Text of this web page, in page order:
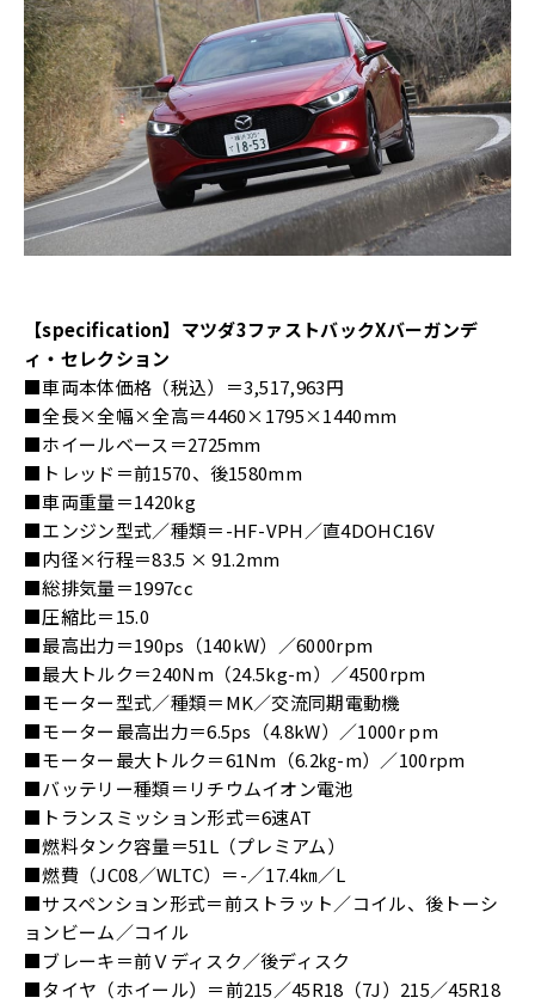
【specification】マツダ3ファストバックXバーガンデ
ィ・セレクション
■車両本体価格（税込）＝3,517,963円
■全長×全幅×全高＝4460×1795×1440mm
■ホイールベース＝2725mm
■トレッド＝前1570、後1580mm
■車両重量＝1420kg
■エンジン型式／種類＝-HF-VPH／直4DOHC16V
■内径×行程＝83.5 × 91.2mm
■総排気量＝1997cc
■圧縮比＝15.0
■最高出力＝190ps（140kW）／6000rpm
■最大トルク＝240Nm（24.5kg-m）／4500rpm
■モーター型式／種類＝MK／交流同期電動機
■モーター最高出力＝6.5ps（4.8kW）／1000r pm
■モーター最大トルク＝61Nm（6.2㎏-m）／100rpm
■バッテリー種類＝リチウムイオン電池
■トランスミッション形式＝6速AT
■燃料タンク容量＝51L（プレミアム）
■燃費（JC08／WLTC）＝-／17.4㎞／L
■サスペンション形式＝前ストラット／コイル、後トーシ
ョンビーム／コイル
■ブレーキ＝前Ｖディスク／後ディスク
■タイヤ（ホイール）＝前215／45R18（7J）215／45R18